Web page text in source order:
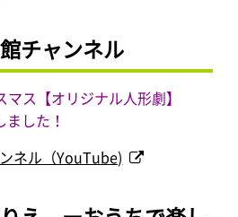
チャンネル
ス【オリジナル人形劇】
した！
ネル（YouTube)